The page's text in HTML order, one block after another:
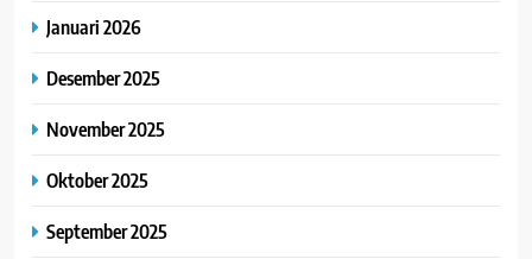
Januari 2026
Desember 2025
November 2025
Oktober 2025
September 2025